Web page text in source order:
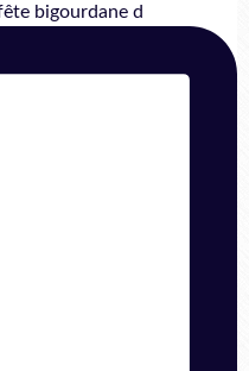
bigourdane d